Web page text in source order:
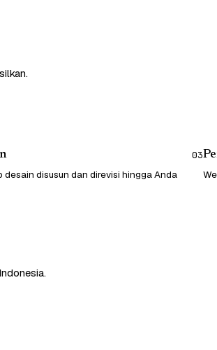
desain disusun dan direvisi hingga Anda
03